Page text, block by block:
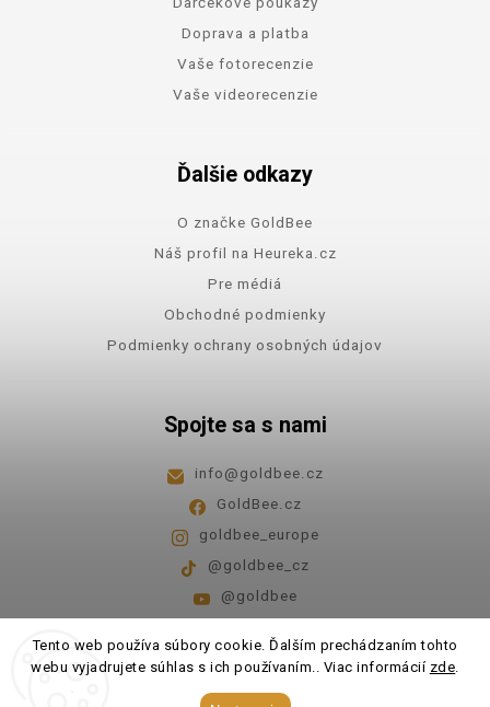
Tento web používa súbory cookie. Ďalším prechádzaním tohto
webu vyjadrujete súhlas s ich používaním.. Viac informácií zde.
Doprava a platba
Vaše fotorecenzie
Vaše videorecenzie
Ďalšie odkazy
O značke GoldBee
Náš profil na Heureka.cz
Pre médiá
Obchodné podmienky
Podmienky ochrany osobných údajov
Spojte sa s nami
info@goldbee.cz
GoldBee.cz
goldbee_europe
@goldbee_cz
@goldbee
Pondelok - piatok 8:00-14:00